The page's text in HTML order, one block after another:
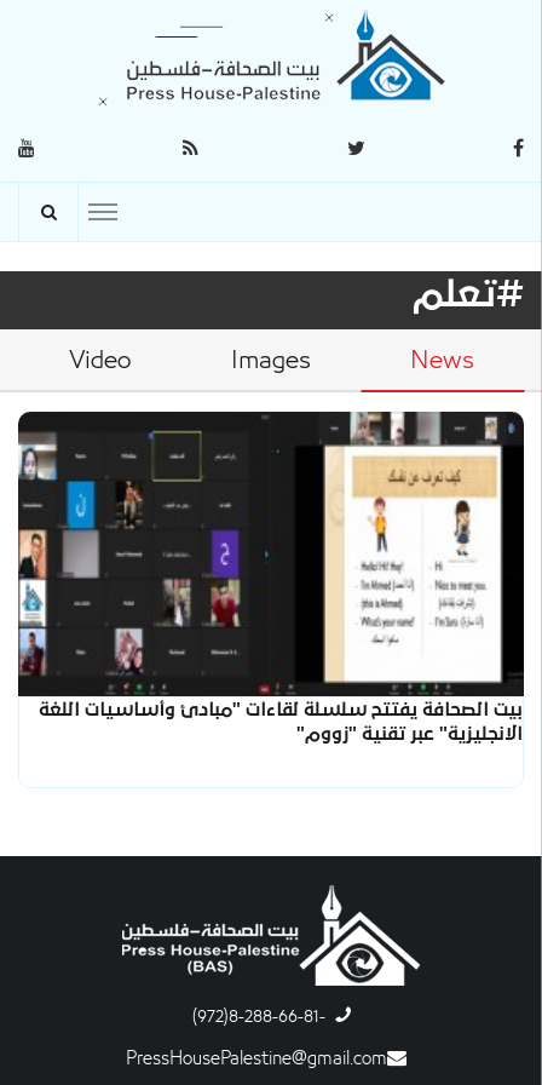
#تعلم
News
Images
Video
بيت الصحافة يفتتح سلسلة لقاءات "مبادئ وأساسيات اللغة
الانجليزية" عبر تقنية "زووم"
-8-288-66-81(972)
PressHousePalestine@gmail.com